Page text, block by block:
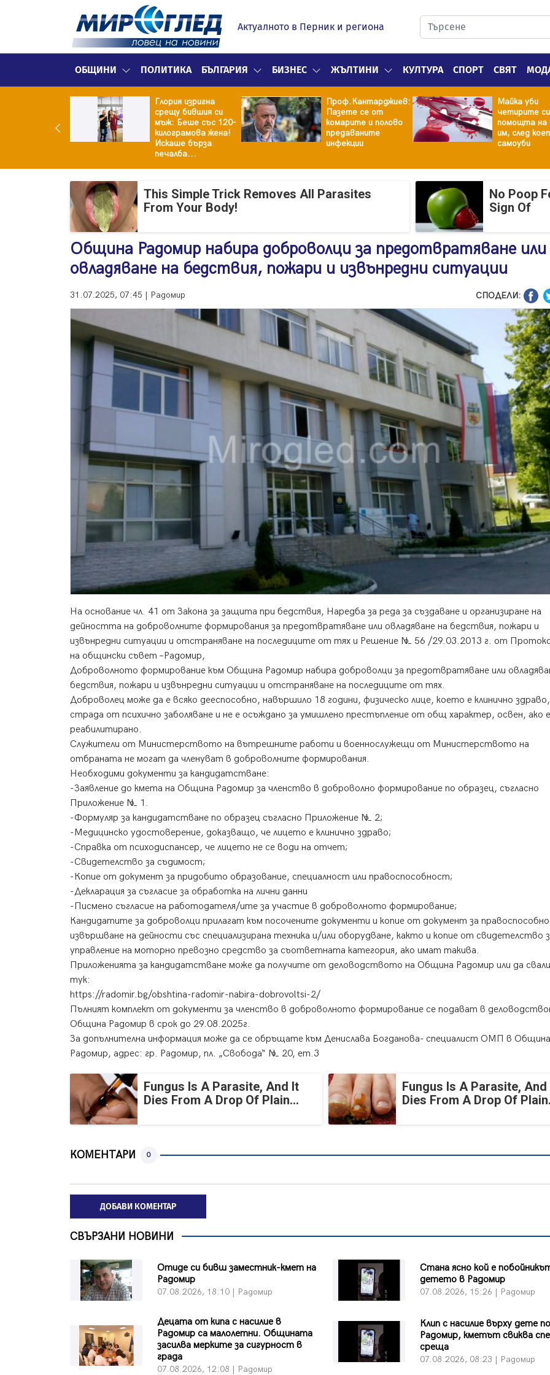
Актуалното в Перник и региона
ОБЩИНИ ПОЛИТИКА БЪЛГАРИЯ БИЗНЕС ЖЪЛТИНИ КУЛТУРА СПОРТ СВЯТ
Глория изригна
срещу бившия си
мъж: Беше със 120-
килограмова жена!
Искаше бърза
печалба...
Проф.Кантарджиев:
Пазете се от
комарите и полово
предаваните
инфекции
Майка уби
четирите
помощта на
им, след
самоуби
This Simple Trick Removes All Parasites
From Your Body!
No Poop
Sign Of
Община Радомир набира доброволци за предотвратяване или
овладяване на бедствия, пожари и извънредни ситуации
31.07.2025, 07:45 | Радомир СПОДЕЛИ:
На основание чл. 41 от Закона за защита при бедствия, Наредба за реда за създаване и организиране на
дейността на доброволните формирования за предотвратяване или овладяване на бедствия, пожари и
извънредни ситуации и отстраняване на последиците от тях и Решение № 56 /29.03.2013 г. от
на общински съвет –Радомир,
Доброволното формирование към Община Радомир набира доброволци за предотвратяване или
бедствия, пожари и извънредни ситуации и отстраняване на последиците от тях.
Доброволец може да е всяко дееспособно, навършило 18 години, физическо лице, което е клинично
страда от психично заболяване и не е осъждано за умишлено престъпление от общ характер, освен, ако е
реабилитирано.
Служители от Министерството на вътрешните работи и военнослужещи от Министерството на
отбраната не могат да членуват в доброволните формирования.
Необходими документи за кандидатстване:
-Заявление до кмета на Община Радомир за членство в доброволно формирование по образец, съгласно
Приложение № 1.
-Формуляр за кандидатстване по образец съгласно Приложение № 2;
-Медицинско удостоверение, доказващо, че лицето е клинично здраво;
-Справка от психодиспансер, че лицето не се води на отчет;
-Свидетелство за съдимост;
-Копие от документ за придобито образование, специалност или правоспособност;
-Декларация за съгласие за обработка на лични данни
-Писмено съгласие на работодателя/ите за участие в доброволното формирование;
Кандидатите за доброволци прилагат към посочените документи и копие от документ за
извършване на дейности със специализирана техника и/или оборудване, както и копие от свидетелство
управление на моторно превозно средство за съответната категория, ако имат такива.
Приложенията за кандидатстване може да получите от деловодството на Община Радомир или да
тук:
https://radomir.bg/obshtina-radomir-nabira-dobrovoltsi-2/
Пълният комплект от документи за членство в доброволното формирование се подават в
Община Радомир в срок до 29.08.2025г.
За допълнителна информация може да се обръщате към Денислава Богданова- специалист ОМП в Община
Радомир, адрес: гр. Радомир, пл. „Свобода“ № 20, ет.3
Fungus Is A Parasite, And It
Dies From A Drop Of Plain...
Fungus Is A Parasite, And
Dies From A Drop Of
КОМЕНТАРИ 0
ДОБАВИ КОМЕНТАР
СВЪРЗАНИ НОВИНИ
Отиде си бивш заместник-кмет на
Радомир
07.08.2026, 18:10 | Радомир
Стана ясно кой е
детето в Радомир
07.08.2026, 15:26 | Радомир
Децата от кипа с насилие в
Радомир са малолетни. Общината
засилва мерките за сигурност в
града
07.08.2026, 12:08 | Радомир
Клип с насилие върху дете
Радомир, кметът свиква
среща
07.08.2026, 08:23 | Радомир